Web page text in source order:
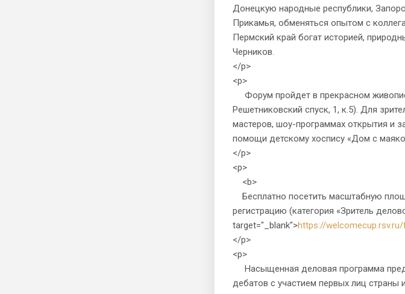
Донецкую народные республики,
Прикамья, обменяться опытом с
Пермский край богат историей,
Черников.
</p>
<p>
Форум пройдет в прекрасном
Решетниковский спуск, 1, к.5). Для
мастеров, шоу-программах открытия и
помощи детскому хоспису «Дом с
</p>
<p>
<b>
Бесплатно посетить масштабную
регистрацию (категория «Зритель
target="_blank">https://welcomecup.rsv.ru/
</p>
<p>
Насыщенная деловая программа
дебатов с участием первых лиц страны